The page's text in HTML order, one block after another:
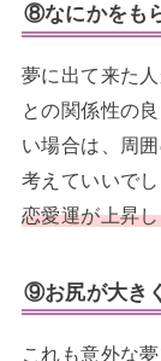
⑧なにかをも
夢に出て来た
との関係性の
い場合は、周
考えていいで
恋愛運が上昇
⑨お尻が大き
これも意外な夢